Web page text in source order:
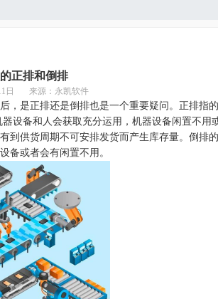
正排和倒排
11日 来源：永凯软件
，是正排还是倒排也是一个重要疑问。正排指
器设备和人会获取充分运用，机器设备闲置不用
到供货周期不可安排发货而产生库存量。倒排
备或者会有闲置不用。